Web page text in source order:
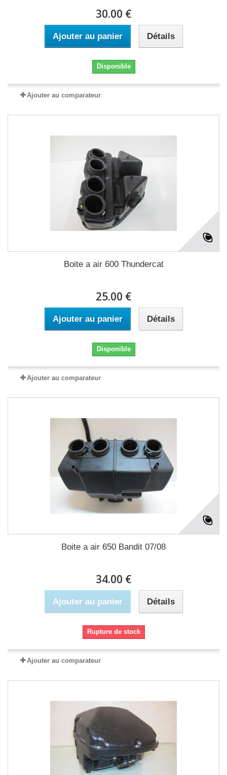
30.00 €
Ajouter au panier Détails
Disponible
Ajouter au comparateur
Boite a air 600 Thundercat
25.00 €
Ajouter au panier Détails
Disponible
Ajouter au comparateur
Boite a air 650 Bandit 07/08
34.00 €
Ajouter au panier Détails
Rupture de stock
Ajouter au comparateur